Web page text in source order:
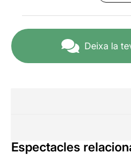
Deixa la
Espectacles